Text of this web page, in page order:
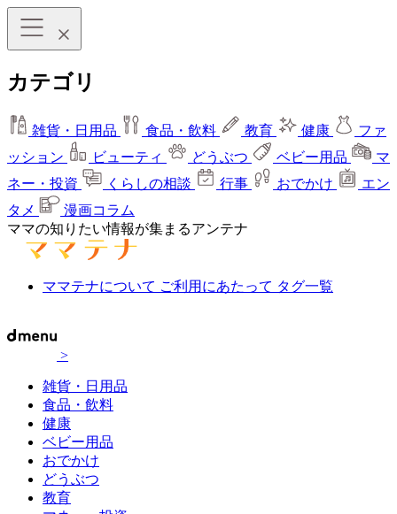
カテゴリ
雑貨・日用品 食品・飲料 教育 健康
ファ
ッション
ビューティ どうぶつ ベビー用品
マ
ネー・投資
くらしの相談 行事 おでかけ
エン
タメ
漫画コラム
ママの知りたい情報が集まるアンテナ
ママテナについて ご利用にあたって タグ一覧
>
雑貨・日用品
食品・飲料
健康
ベビー用品
おでかけ
どうぶつ
教育